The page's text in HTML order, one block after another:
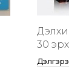
30